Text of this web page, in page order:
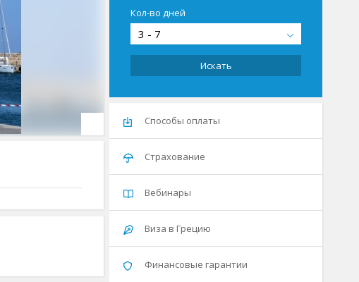
Кол-во дней
3 - 7
Искать
Способы оплаты
Страхование
Вебинары
Виза в Грецию
Финансовые гарантии